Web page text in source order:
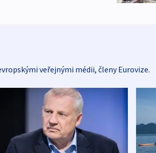
veřejnými médii, členy Eurovize.